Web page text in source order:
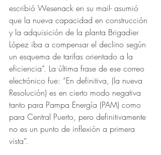
escribió Wesenack en su mail- asumió
que la nueva capacidad en construcción
y la adquisición de la planta Brigadier
López iba a compensar el declino según
un esquema de tarifas orientado a la
eficiencia”. La última frase de ese correo
electrónico fue: “En definitiva, (la nueva
Resolución) es en cierto modo negativa
tanto para Pampa Energía (PAM) como
para Central Puerto, pero definitivamente
no es un punto de inflexión a primera
vista”.